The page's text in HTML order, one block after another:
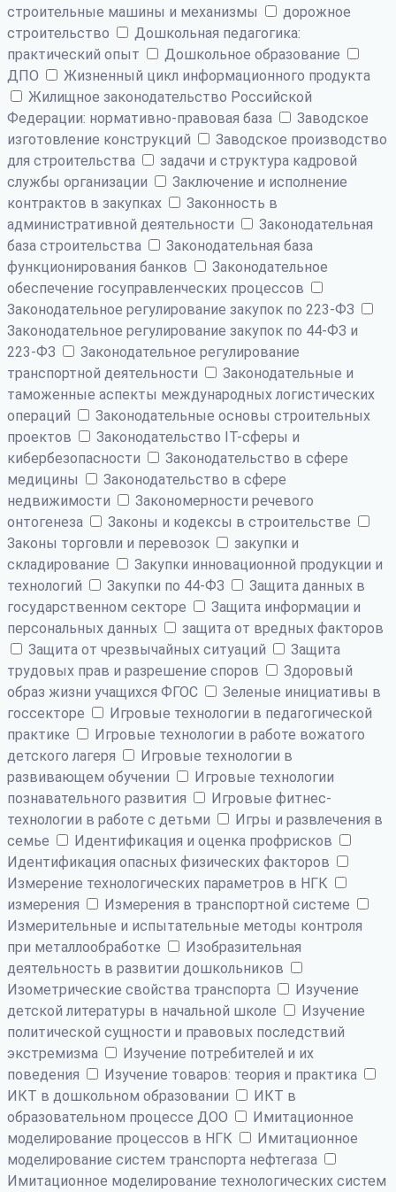
строительные машины и механизмы
дорожное
строительство
Дошкольная педагогика:
практический опыт
Дошкольное образование
ДПО
Жизненный цикл информационного продукта
Жилищное законодательство Российской
Федерации: нормативно-правовая база
Заводское
изготовление конструкций
Заводское производство
для строительства
задачи и структура кадровой
службы организации
Заключение и исполнение
контрактов в закупках
Законность в
административной деятельности
Законодательная
база строительства
Законодательная база
функционирования банков
Законодательное
обеспечение госуправленческих процессов
Законодательное регулирование закупок по 223-ФЗ
Законодательное регулирование закупок по 44-ФЗ и
223-ФЗ
Законодательное регулирование
транспортной деятельности
Законодательные и
таможенные аспекты международных логистических
операций
Законодательные основы строительных
проектов
Законодательство IT-сферы и
кибербезопасности
Законодательство в сфере
медицины
Законодательство в сфере
недвижимости
Закономерности речевого
онтогенеза
Законы и кодексы в строительстве
Законы торговли и перевозок
закупки и
складирование
Закупки инновационной продукции и
технологий
Закупки по 44-ФЗ
Защита данных в
государственном секторе
Защита информации и
персональных данных
защита от вредных факторов
Защита от чрезвычайных ситуаций
Защита
трудовых прав и разрешение споров
Здоровый
образ жизни учащихся ФГОС
Зеленые инициативы в
госсекторе
Игровые технологии в педагогической
практике
Игровые технологии в работе вожатого
детского лагеря
Игровые технологии в
развивающем обучении
Игровые технологии
познавательного развития
Игровые фитнес-
технологии в работе с детьми
Игры и развлечения в
семье
Идентификация и оценка профрисков
Идентификация опасных физических факторов
Измерение технологических параметров в НГК
измерения
Измерения в транспортной системе
Измерительные и испытательные методы контроля
при металлообработке
Изобразительная
деятельность в развитии дошкольников
Изометрические свойства транспорта
Изучение
детской литературы в начальной школе
Изучение
политической сущности и правовых последствий
экстремизма
Изучение потребителей и их
поведения
Изучение товаров: теория и практика
ИКТ в дошкольном образовании
ИКТ в
образовательном процессе ДОО
Имитационное
моделирование процессов в НГК
Имитационное
моделирование систем транспорта нефтегаза
Имитационное моделирование технологических систем